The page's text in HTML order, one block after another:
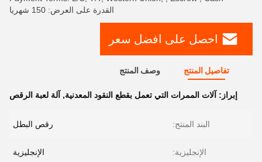
القدرة على العرض: 150 شهريا
احصل على افضل سعر
تفاصيل المنتج وصف المنتج
إبراز: آلات الممرات التي تعمل بقطع النقود المعدنية, آلة لعبة الرقص
البند المنتج: رقص البطل
الإنجليزية: الإنجليزية